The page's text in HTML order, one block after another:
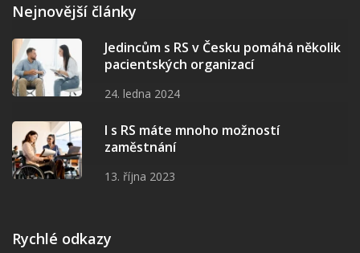
Nejnovější články
Jedincům s RS v Česku pomáhá několik
pacientských organizací
24. ledna 2024
I s RS máte mnoho možností
zaměstnání
13. října 2023
Rychlé odkazy